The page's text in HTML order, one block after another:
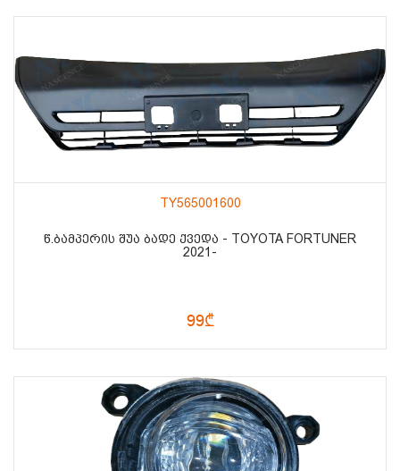
TY565001600
Წ.ᲑᲐᲛᲞᲔᲠᲘᲡ ᲨᲣᲐ ᲑᲐᲓᲔ ᲥᲕᲔᲓᲐ - TOYOTA FORTUNER
2021-
99₾